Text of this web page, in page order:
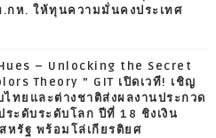
.กห. ให้ทุนความมั่นคงประเทศ
– Unlocking the Secret
Theory ” GIT เปิดเวที! เชิญ
ทยและต่างชาติส่งผลงานประกวด
ระดับระดับโลก ปีที่ 18 ชิงเงิน
หรัฐ พร้อมโล่เกียรติยศ